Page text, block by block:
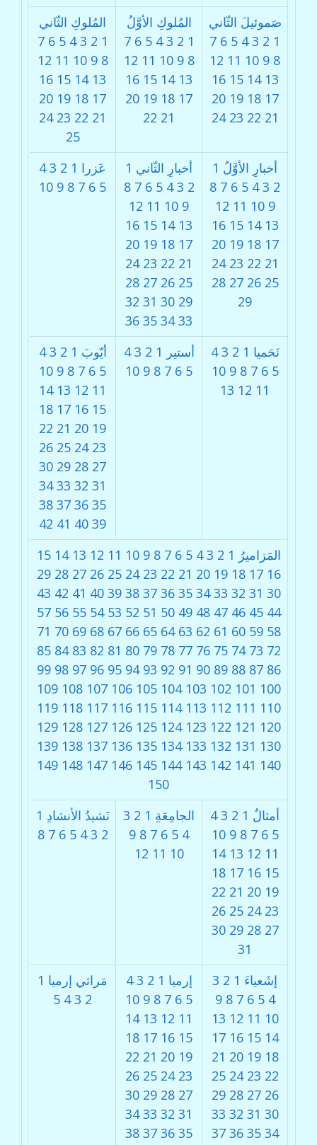
صَموئيلَ الثّاني
1
2
3
4
5
6
7
8
9
10
11
12
13
14
15
16
17
18
19
20
21
22
23
24
المُلوكِ الأوَّلُ
1
2
3
4
5
6
7
8
9
10
11
12
13
14
15
16
17
18
19
20
21
22
المُلوكِ الثّاني
1
2
3
4
5
6
7
8
9
10
11
12
13
14
15
16
17
18
19
20
21
22
23
24
25
أخبارِ الأوَّلُ 1
2
3
4
5
6
7
8
9
10
11
12
13
14
15
16
17
18
19
20
21
22
23
24
25
26
27
28
29
أخبارِ الثّاني 1
2
3
4
5
6
7
8
9
10
11
12
13
14
15
16
17
18
19
20
21
22
23
24
25
26
27
28
29
30
31
32
33
34
35
36
عَزرا 1
2
3
4
5
6
7
8
9
10
نَحَميا 1
2
3
4
5
6
7
8
9
10
11
12
13
أستير 1
2
3
4
5
6
7
8
9
10
أيّوبَ 1
2
3
4
5
6
7
8
9
10
11
12
13
14
15
16
17
18
19
20
21
22
23
24
25
26
27
28
29
30
31
32
33
34
35
36
37
38
39
40
41
42
المَزاميرُ 1
2
3
4
5
6
7
8
9
10
11
12
13
14
15
16
17
18
19
20
21
22
23
24
25
26
27
28
29
30
31
32
33
34
35
36
37
38
39
40
41
42
43
44
45
46
47
48
49
50
51
52
53
54
55
56
57
58
59
60
61
62
63
64
65
66
67
68
69
70
71
72
73
74
75
76
77
78
79
80
81
82
83
84
85
86
87
88
89
90
91
92
93
94
95
96
97
98
99
100
101
102
103
104
105
106
107
108
109
110
111
112
113
114
115
116
117
118
119
120
121
122
123
124
125
126
127
128
129
130
131
132
133
134
135
136
137
138
139
140
141
142
143
144
145
146
147
148
149
150
أمثالٌ 1
2
3
4
5
6
7
8
9
10
11
12
13
14
15
16
17
18
19
20
21
22
23
24
25
26
27
28
29
30
31
الجامِعَةِ 1
2
3
4
5
6
7
8
9
10
11
12
نَشيدُ الأنشادِ 1
2
3
4
5
6
7
8
إشَعياءَ 1
2
3
4
5
6
7
8
9
10
11
12
13
14
15
16
17
18
19
20
21
22
23
24
25
26
27
28
29
30
31
32
33
34
35
36
37
إرميا 1
2
3
4
5
6
7
8
9
10
11
12
13
14
15
16
17
18
19
20
21
22
23
24
25
26
27
28
29
30
31
32
33
34
35
36
37
38
مَراثي إرميا 1
2
3
4
5